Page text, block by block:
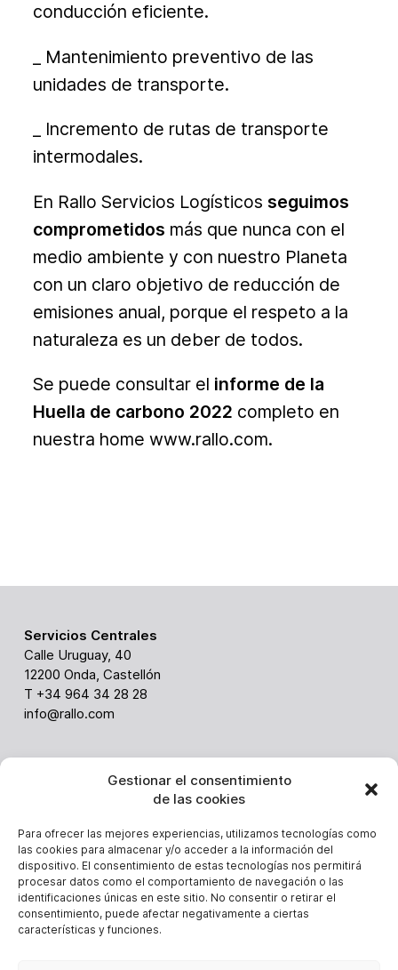
Gestionar el consentimiento
de las cookies
Para ofrecer las mejores experiencias, utilizamos tecnologías como
las cookies para almacenar y/o acceder a la información del
dispositivo. El consentimiento de estas tecnologías nos permitirá
procesar datos como el comportamiento de navegación o las
identificaciones únicas en este sitio. No consentir o retirar el
consentimiento, puede afectar negativamente a ciertas
características y funciones.
conducción eficiente.
_ Mantenimiento preventivo de las
unidades de transporte.
_ Incremento de rutas de transporte
intermodales.
En Rallo Servicios Logísticos seguimos
comprometidos más que nunca con el
medio ambiente y con nuestro Planeta
con un claro objetivo de reducción de
emisiones anual, porque el respeto a la
naturaleza es un deber de todos.
Se puede consultar el informe de la
Huella de carbono 2022 completo en
nuestra home www.rallo.com.
Servicios Centrales
Calle Uruguay, 40
12200 Onda, Castellón
T +34 964 34 28 28
info@rallo.com
Via Ghiarola nuova 238
Alessandro Malavolti
T. +39 3403648814
alessandro.malavolti@rallo.com